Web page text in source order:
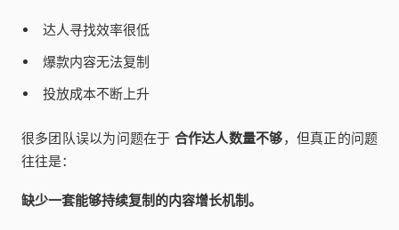
达人寻找效率很低
爆款内容无法复制
投放成本不断上升
很多团队误以为问题在于 合作达人数量不够，但真正的问题
往往是：
缺少一套能够持续复制的内容增长机制。